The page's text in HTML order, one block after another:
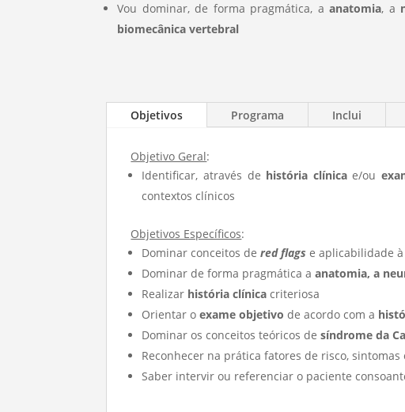
Vou dominar, de forma pragmática, aanatomia, a
biomecânica vertebral
Objetivos Programa Inclui
Objetivo Geral:
Identificar, através de história clínicae/ou
contextos clínicos
Objetivos Específicos:
Dominar conceitos dered flags e aplicabilidade
Dominar de forma pragmática aanatomia, a
Realizar história clínica criteriosa
Orientar oexame objetivo de acordo com a
Dominar os conceitos teóricos desíndrome da
Reconhecer na prática fatores de risco,
Saber intervir ou referenciar o paciente